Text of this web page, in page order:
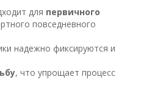
для первичного
повседневного
надежно фиксируются и
, что упрощает процесс